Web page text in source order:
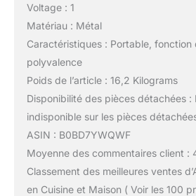
Voltage : 1
Matériau : Métal
Caractéristiques : Portable, fonction
polyvalence
Poids de l’article : 16,2 Kilograms
Disponibilité des pièces détachées :
indisponible sur les pièces
ASIN : B0BD7YWQWF
Moyenne des commentaires client :
Classement des meilleures ventes
en Cuisine et Maison ( Voir les 100